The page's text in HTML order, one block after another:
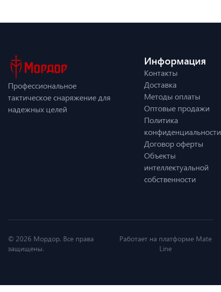
Профессиональное
тактическое снаряжение для
надежных целей
Информация
Контакты
Доставка
Методы оплаты
Оптовые продажи
Политика
конфиденциальности
Договор оферты
Объекты
интеллектуальной
собственности
© 2026 Мордор. Все права
защищены.
Работает на платформе Mate
Line